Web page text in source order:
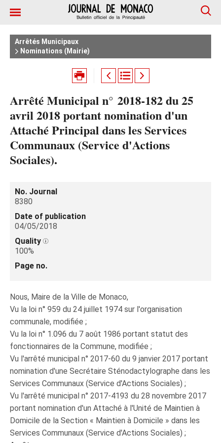
Arrêtés Municipaux
Nominations (Mairie)
Arrêté Municipal n° 2018-182 du 25
avril 2018 portant nomination d'un
Attaché Principal dans les Services
Communaux (Service d'Actions
Sociales).
No. Journal
8380
Date of publication
04/05/2018
Quality
100%
Page no.
Nous, Maire de la Ville de Monaco,
Vu la loi n° 959 du 24 juillet 1974 sur l'organisation
communale, modifiée ;
Vu la loi n° 1.096 du 7 août 1986 portant statut des
fonctionnaires de la Commune, modifiée ;
Vu l'arrêté municipal n° 2017-60 du 9 janvier 2017 portant
nomination d'une Secrétaire Sténodactylographe dans les
Services Communaux (Service d'Actions Sociales) ;
Vu l'arrêté municipal n° 2017-4193 du 28 novembre 2017
portant nomination d'un Attaché à l'Unité de Maintien à
Domicile de la Section « Maintien à Domicile » dans les
Services Communaux (Service d'Actions Sociales) ;